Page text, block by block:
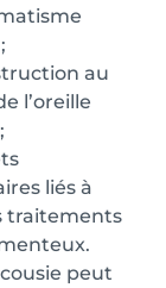
au
l’oreille
liés à
traitements
peut